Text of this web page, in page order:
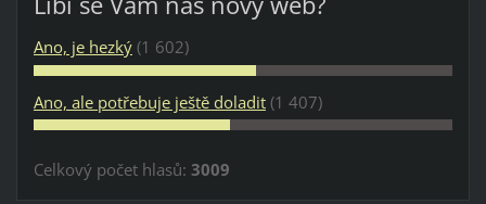
Ano, je hezký (1 602)
Ano, ale potřebuje ještě doladit (1 407)
Celkový počet hlasů: 3009